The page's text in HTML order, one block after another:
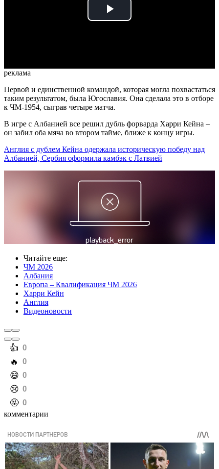
Play
реклама
Первой и единственной командой, которая могла похвастаться
таким результатом, была Югославия. Она сделала это в отборе
к ЧМ-1954, сыграв четыре матча.
В игре с Албанией все решил дубль форварда Харри Кейна –
он забил оба мяча во втором тайме, ближе к концу игры.
Англия с дублем Кейна одержала историческую победу над
Албанией, Сербия оформила камбэк с Латвией
Читайте еще:
ЧМ 2026
Албания
Европа – Квалификация ЧМ 2026
Харри Кейн
Англия
Видеоновости
️👍 0
️🔥 0
️😄 0
️😢 0
️🤬 0
комментарии